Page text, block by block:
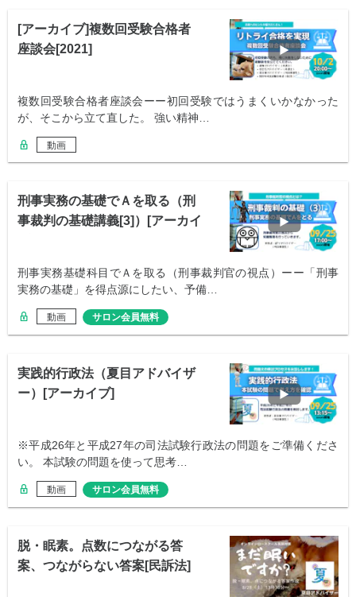
[アーカイブ]複数回受験合格者
座談会[2021]
複数回受験合格者座談会ーー初回受験ではうまくいかなかった
が、そこから立て直した。 強い精神…
動画
刑事実務の基礎でＡを取る（刑
事裁判の基礎講義[3]）[アーカイ
刑事実務基礎科目でＡを取る（刑事裁判官の視点）ーー「刑事
実務の基礎」を得点源にしたい、予備…
動画 サロン会員無料
実践的行政法（夏目アドバイザ
ー）[アーカイブ]
※平成26年と平成27年の司法試験行政法の問題をご準備くださ
い。 本試験の問題を使って思考…
動画 サロン会員無料
脱・眠素。点数につながる答
案、つながらない答案[民訴法]